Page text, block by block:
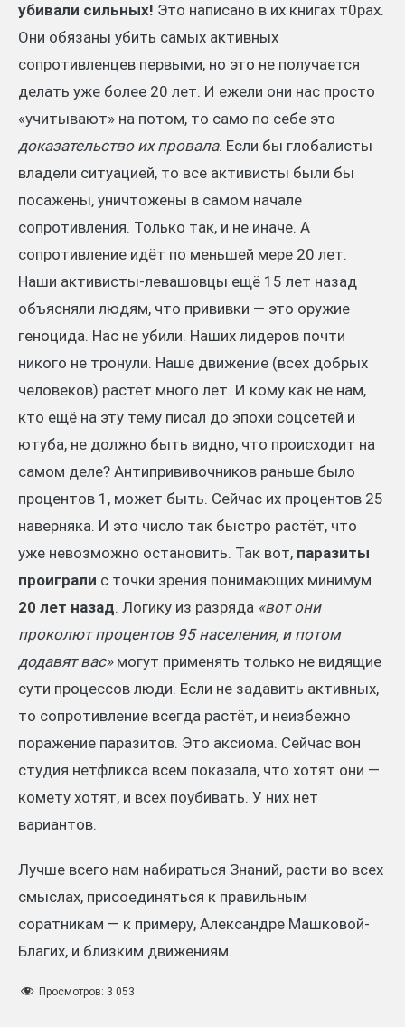
убивали сильных! Это написано в их книгах т0рах.
Они обязаны убить самых активных
сопротивленцев первыми, но это не получается
делать уже более 20 лет. И ежели они нас просто
«учитывают» на потом, то само по себе это
доказательство их провала. Если бы глобалисты
владели ситуацией, то все активисты были бы
посажены, уничтожены в самом начале
сопротивления. Только так, и не иначе. А
сопротивление идёт по меньшей мере 20 лет.
Наши активисты-левашовцы ещё 15 лет назад
объясняли людям, что прививки — это оружие
геноцида. Нас не убили. Наших лидеров почти
никого не тронули. Наше движение (всех добрых
человеков) растёт много лет. И кому как не нам,
кто ещё на эту тему писал до эпохи соцсетей и
ютуба, не должно быть видно, что происходит на
самом деле? Антипрививочников раньше было
процентов 1, может быть. Сейчас их процентов 25
наверняка. И это число так быстро растёт, что
уже невозможно остановить. Так вот, паразиты
проиграли с точки зрения понимающих минимум
20 лет назад. Логику из разряда «вот они
проколют процентов 95 населения, и потом
додавят вас» могут применять только не видящие
сути процессов люди. Если не задавить активных,
то сопротивление всегда растёт, и неизбежно
поражение паразитов. Это аксиома. Сейчас вон
студия нетфликса всем показала, что хотят они —
комету хотят, и всех поубивать. У них нет
вариантов.
Лучше всего нам набираться Знаний, расти во всех
смыслах, присоединяться к правильным
соратникам — к примеру, Александре Машковой-
Благих, и близким движениям.
Просмотров: 3 053